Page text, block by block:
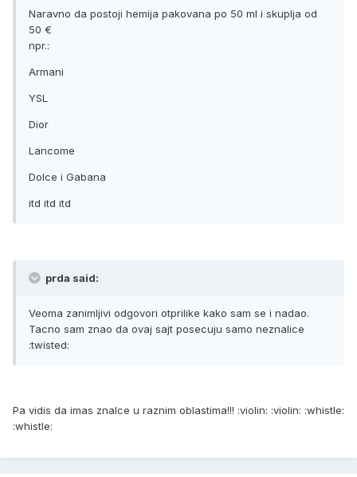
Naravno da postoji hemija pakovana po 50 ml i skuplja od
50 €
npr.:
Armani
YSL
Dior
Lancome
Dolce i Gabana
itd itd itd
prda said:
Veoma zanimljivi odgovori otprilike kako sam se i nadao.
Tacno sam znao da ovaj sajt posecuju samo neznalice
:twisted:
Pa vidis da imas znalce u raznim oblastima!!! :violin: :violin: :whistle:
:whistle: